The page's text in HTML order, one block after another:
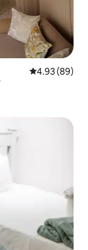
レビュー89
4.93 (89)